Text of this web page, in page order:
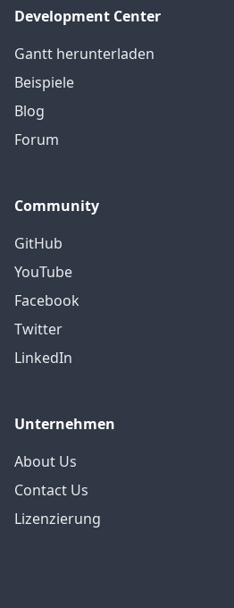
Development Center
Gantt herunterladen
Beispiele
Blog
Forum
Community
GitHub
YouTube
Facebook
Twitter
LinkedIn
Unternehmen
About Us
Contact Us
Lizenzierung